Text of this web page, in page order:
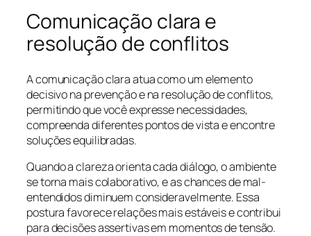
Comunicação clara e
resolução de conflitos
A comunicação clara atua como um elemento
decisivo na prevenção e na resolução de conflitos,
permitindo que você expresse necessidades,
compreenda diferentes pontos de vista e encontre
soluções equilibradas.
Quando a clareza orienta cada diálogo, o ambiente
se torna mais colaborativo, e as chances de mal-
entendidos diminuem consideravelmente. Essa
postura favorece relações mais estáveis e contribui
para decisões assertivas em momentos de tensão.